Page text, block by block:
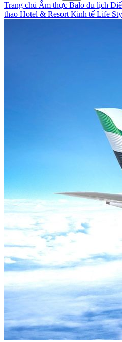
Trang chủ Ẩm thực Balo du lịch
thao Hotel & Resort Kinh tế Life